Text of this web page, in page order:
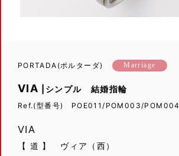
PORTADA(ポルターダ) Marriage
VIA |シンプル 結婚指輪
Ref.(型番号) POE011/POM003/POM004
VIA
【 道 】 ヴィア（西）